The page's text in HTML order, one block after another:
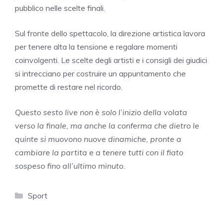
pubblico nelle scelte finali.
Sul fronte dello spettacolo, la direzione artistica lavora
per tenere alta la tensione e regalare momenti
coinvolgenti. Le scelte degli artisti e i consigli dei giudici
si intrecciano per costruire un appuntamento che
promette di restare nel ricordo.
Questo sesto live non è solo l’inizio della volata
verso la finale, ma anche la conferma che dietro le
quinte si muovono nuove dinamiche, pronte a
cambiare la partita e a tenere tutti con il fiato
sospeso fino all’ultimo minuto.
Categorie
Sport